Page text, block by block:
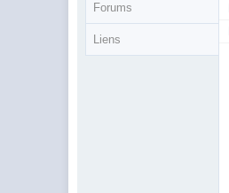
Forums
Liens